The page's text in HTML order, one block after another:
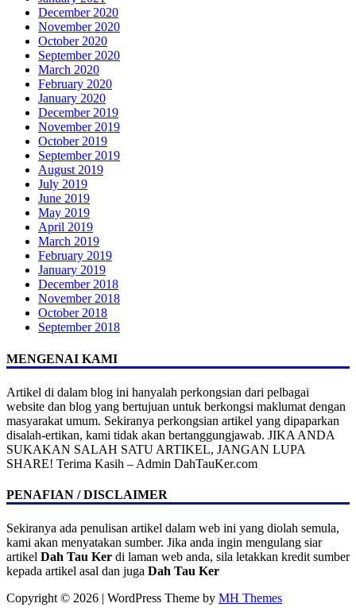
December 2020
November 2020
October 2020
September 2020
March 2020
February 2020
January 2020
December 2019
November 2019
October 2019
September 2019
August 2019
July 2019
June 2019
May 2019
April 2019
March 2019
February 2019
January 2019
December 2018
November 2018
October 2018
September 2018
MENGENAI KAMI
Artikel di dalam blog ini hanyalah perkongsian dari pelbagai
website dan blog yang bertujuan untuk berkongsi maklumat dengan
masyarakat umum. Sekiranya perkongsian artikel yang dipaparkan
disalah-ertikan, kami tidak akan bertanggungjawab. JIKA ANDA
SUKAKAN SALAH SATU ARTIKEL, JANGAN LUPA
SHARE! Terima Kasih – Admin DahTauKer.com
PENAFIAN / DISCLAIMER
Sekiranya ada penulisan artikel dalam web ini yang diolah semula,
kami akan menyatakan sumber. Jika anda ingin mengulang siar
artikel Dah Tau Ker di laman web anda, sila letakkan kredit sumber
kepada artikel asal dan juga Dah Tau Ker
Copyright © 2026 | WordPress Theme by MH Themes